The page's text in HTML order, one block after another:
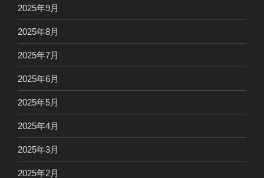
2025年9月
2025年8月
2025年7月
2025年6月
2025年5月
2025年4月
2025年3月
2025年2月